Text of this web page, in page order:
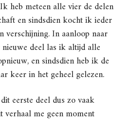
heb meteen alle vier de delen
en sindsdien kocht ik ieder
verschijning. In aanloop naar
deel las ik altijd alle
en sindsdien heb ik de
keer in het geheel gelezen.
eerste deel dus zo vaak
verhaal me geen moment